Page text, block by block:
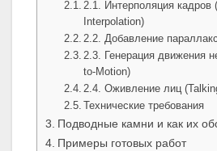
2.1. Интерполяция кадров
Interpolation)
2.2. Добавление
2.3. Генерация движения
to-Motion)
2.4. Оживление лиц
Технические требования
Подводные камни и как их
Примеры готовых работ